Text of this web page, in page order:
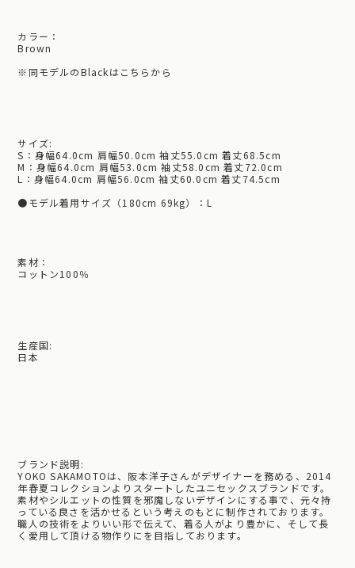
カラー：
Brown
※ 同モデルのBlackはこちらから
サイズ:
S：身幅64.0cm 肩幅50.0cm 袖丈55.0cm 着丈68.5cm
M：身幅64.0cm 肩幅53.0cm 袖丈58.0cm 着丈72.0cm
L：身幅64.0cm 肩幅56.0cm 袖丈60.0cm 着丈74.5cm
●モデル着用サイズ（180cm 69kg）：L
素材：
コットン100％
生産国:
日本
ブランド説明:
YOKO SAKAMOTOは、阪本洋子さんがデザイナーを務める、2014
年春夏コレクションよりスタートしたユニセックスブランドです。
素材やシルエットの性質を邪魔しないデザインにする事で、元々持
っている良さを活かせるという考えのもとに制作されております。
職人の技術をよりいい形で伝えて、着る人がより豊かに、そして長
く愛用して頂ける物作りにを目指しております。